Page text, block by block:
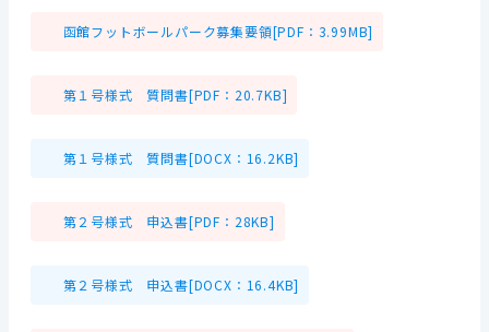
函館フットボールパーク募集要領[PDF：3.99MB]
第１号様式 質問書[PDF：20.7KB]
第１号様式 質問書[DOCX：16.2KB]
第２号様式 申込書[PDF：28KB]
第２号様式 申込書[DOCX：16.4KB]